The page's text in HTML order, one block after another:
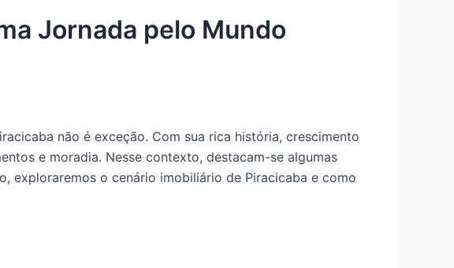
Jornada pelo Mundo
não é exceção. Com sua rica história, crescimento
e moradia. Nesse contexto, destacam-se algumas
exploraremos o cenário imobiliário de Piracicaba e como